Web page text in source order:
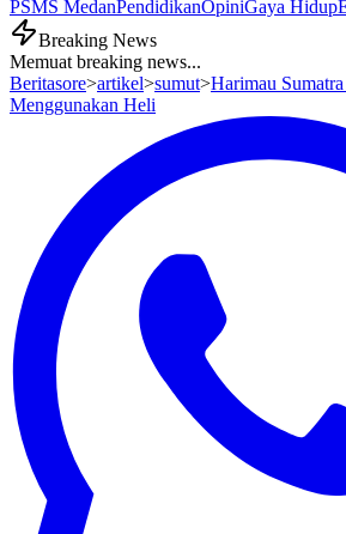
PSMS MedanPendidikanOpiniGaya Hidup
Breaking News
Memuat breaking news...
Beritasore>artikel>sumut>Harimau
Menggunakan Heli